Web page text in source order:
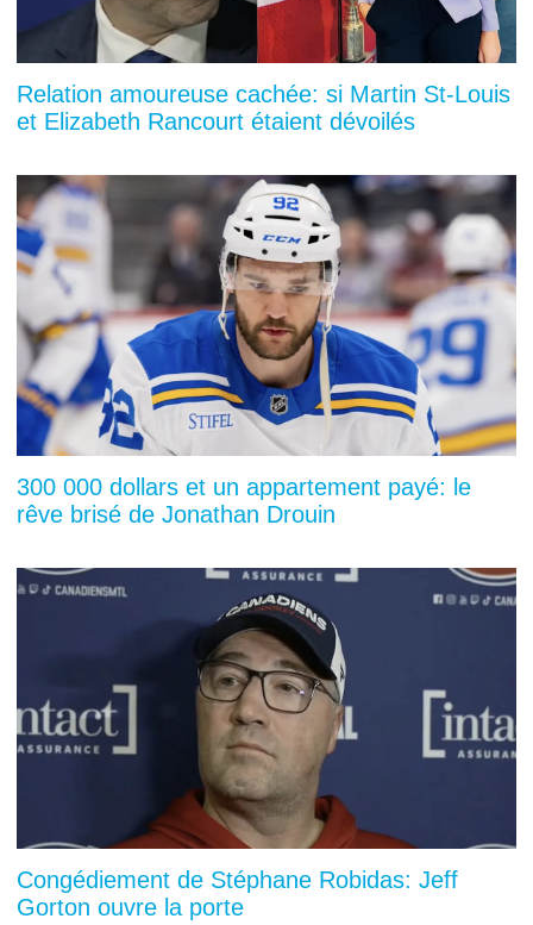
Relation amoureuse cachée: si Martin St-Louis
et Elizabeth Rancourt étaient dévoilés
300 000 dollars et un appartement payé: le
rêve brisé de Jonathan Drouin
Congédiement de Stéphane Robidas: Jeff
Gorton ouvre la porte